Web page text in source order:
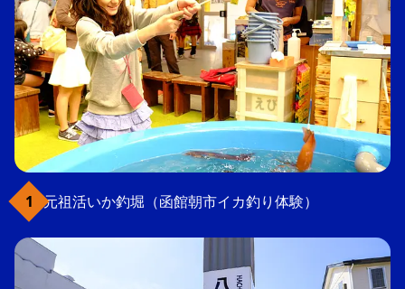
元祖活いか釣堀（函館朝市イカ釣り体験）